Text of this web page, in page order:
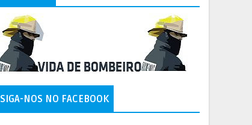
SIGA-NOS NO FACEBOOK